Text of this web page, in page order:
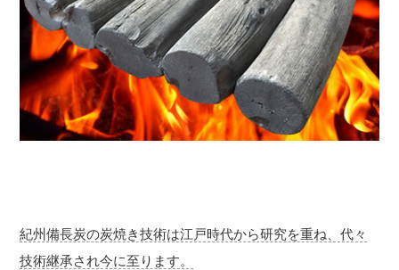
紀州備長炭の炭焼き技術は江戸時代から研究を重ね、代々
技術継承され今に至ります。